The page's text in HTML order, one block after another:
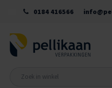
0184 416566